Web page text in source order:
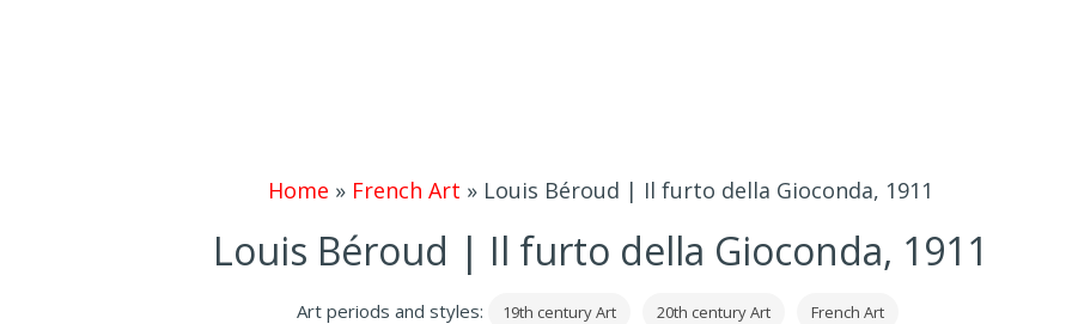
Home » French Art » Louis Béroud | Il furto della Gioconda, 1911
Louis Béroud | Il furto della Gioconda, 1911
Art periods and styles: 19th century Art 20th century Art French Art